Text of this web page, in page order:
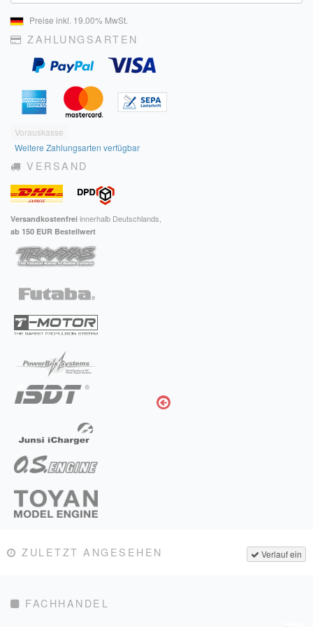
Preise inkl. 19.00% MwSt.
ZAHLUNGSARTEN
Vorauskasse
Weitere Zahlungsarten verfügbar
VERSAND
Versandkostenfrei innerhalb Deutschlands,
ab 150 EUR Bestellwert
Verlauf ein
ZULETZT ANGESEHEN
FACHHANDEL